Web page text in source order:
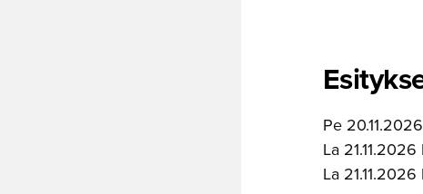
Pe
La 21.11.2026
La 21.11.2026